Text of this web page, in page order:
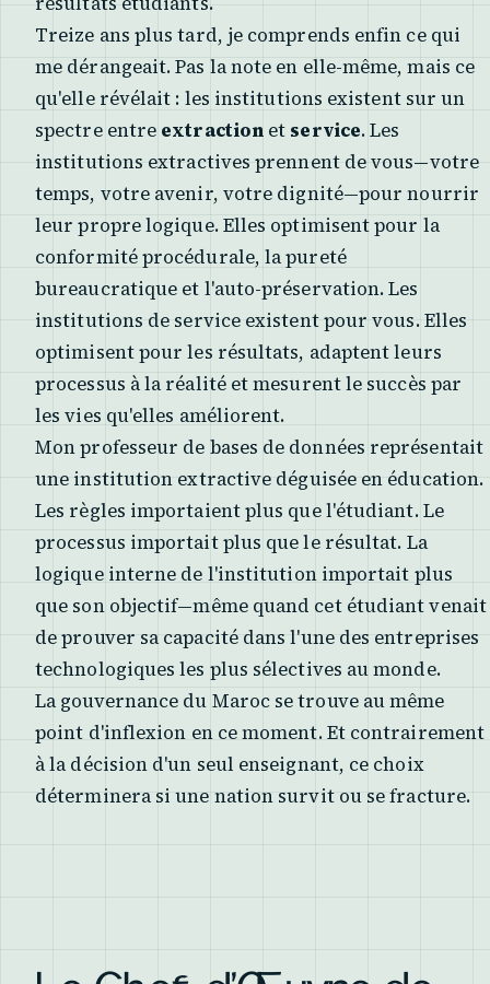
Treize ans plus tard, je comprends enfin ce qui
me dérangeait. Pas la note en elle-même, mais ce
qu'elle révélait : les institutions existent sur un
spectre entre extraction et service. Les
institutions extractives prennent de vous—votre
temps, votre avenir, votre dignité—pour nourrir
leur propre logique. Elles optimisent pour la
conformité procédurale, la pureté
bureaucratique et l'auto-préservation. Les
institutions de service existent pour vous. Elles
optimisent pour les résultats, adaptent leurs
processus à la réalité et mesurent le succès par
les vies qu'elles améliorent.
Mon professeur de bases de données représentait
une institution extractive déguisée en éducation.
Les règles importaient plus que l'étudiant. Le
processus importait plus que le résultat. La
logique interne de l'institution importait plus
que son objectif—même quand cet étudiant venait
de prouver sa capacité dans l'une des entreprises
technologiques les plus sélectives au monde.
La gouvernance du Maroc se trouve au même
point d'inflexion en ce moment. Et contrairement
à la décision d'un seul enseignant, ce choix
déterminera si une nation survit ou se fracture.